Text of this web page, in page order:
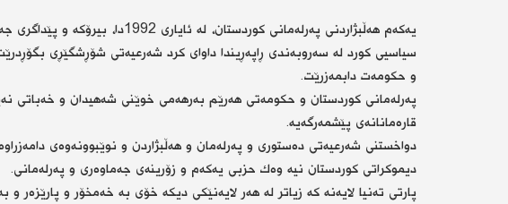
یه‌كه‌م هه‌ڵبژاردنی په‌رله‌مانی
سیاسیی كورد له‌ سه‌روبه‌ندی ڕاپه‌ڕیندا داوای كرد شه‌رعیه‌تی شۆڕشگێڕی
و حكومه‌ت دابمه‌زرێت.
په‌رله‌مانی كوردستان و حكومه‌تی هه‌رێم به‌رهه‌می خوێنی شه‌هیدان و خه‌باتی
قاره‌مانانه‌ی پێشمه‌رگه‌یه‌.
دواخستنی شه‌رعیه‌تی ده‌ستوری و په‌رله‌مان و هه‌ڵبژاردن و نوێبوونه‌وه‌ی
دیموكراتی كوردستان نیه‌ وه‌ك حزبی یه‌كه‌م و زۆرینه‌ی جه‌ماوه‌ری و په‌رله‌مانی.
پارتی ته‌نیا لایه‌نه‌ كه‌ زیاتر له‌ هه‌ر لایه‌نێكی دیكه‌ خۆی به‌ خه‌مخۆر و پارێزه‌ر